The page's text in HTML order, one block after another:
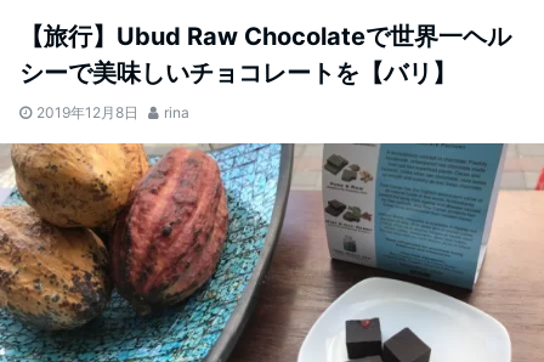
【旅行】Ubud Raw Chocolateで世界一ヘル
シーで美味しいチョコレートを【バリ】
2019年12月8日 rina